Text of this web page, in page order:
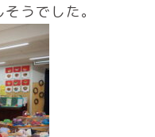
うでした。